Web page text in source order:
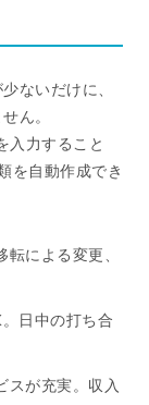
ないだけに、
ん。
入力すること
を自動作成でき
による変更、
日中の打ち合
スが充実。収入